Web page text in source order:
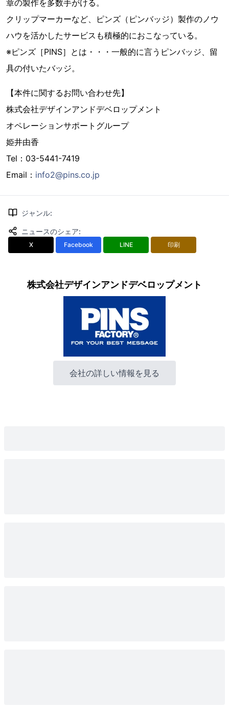
章の製作を多数手がける。
クリップマーカーなど、ピンズ（ピンバッジ）製作のノウ
ハウを活かしたサービスも積極的におこなっている。
※ピンズ［PINS］とは・・・一般的に言うピンバッジ、留
具の付いたバッジ。
【本件に関するお問い合わせ先】
株式会社デザインアンドデベロップメント
オペレーションサポートグループ
姫井由香
Tel：03-5441-7419
Email： info2@pins.co.jp
ジャンル:
ニュースのシェア:
X Facebook LINE 印刷
株式会社デザインアンドデベロップメント
会社の詳しい情報を見る